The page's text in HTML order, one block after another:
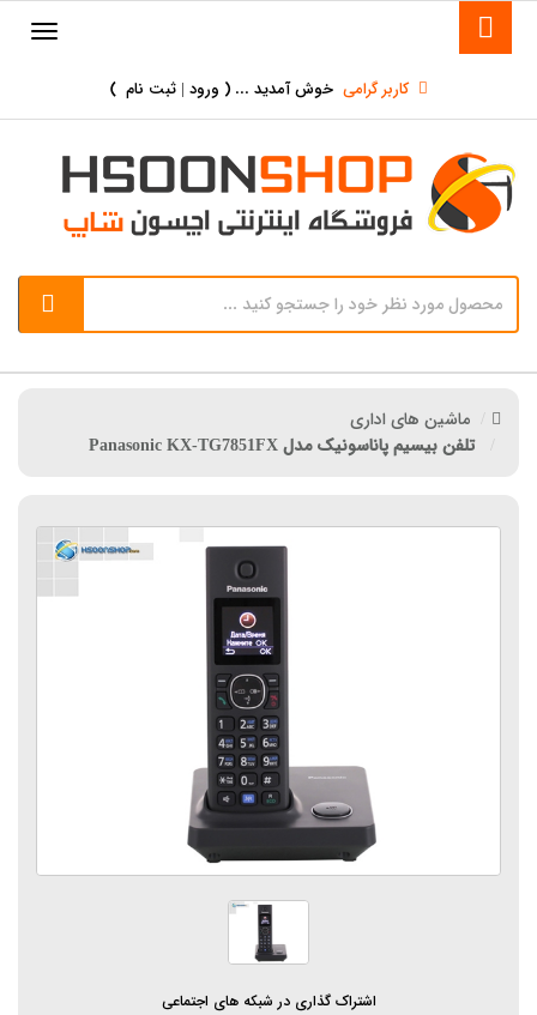
کاربر گرامی خوش آمدید ... ( ورود | ثبت نام )
ماشین های اداری
تلفن بیسیم پاناسونیک مدل Panasonic KX-TG7851FX
اشتراک گذاری در شبکه های اجتماعی